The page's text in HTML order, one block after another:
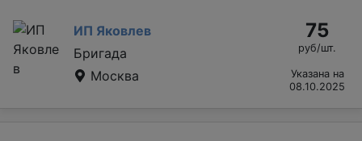
ИП Яковлев
Бригада
Москва
75
руб/шт.
Указана на
08.10.2025